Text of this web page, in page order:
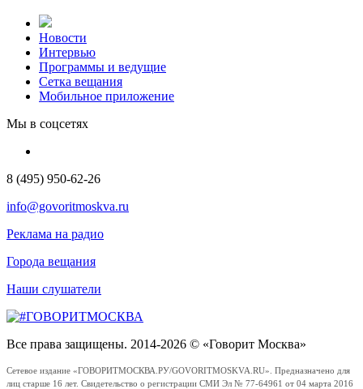
Новости
Интервью
Программы и ведущие
Сетка вещания
Мобильное приложение
Мы в соцсетях
8 (495) 950-62-26
info@govoritmoskva.ru
Реклама на радио
Города вещания
Наши слушатели
Все права защищены. 2014-2026 © «Говорит Москва»
Сетевое издание «ГОВОРИТМОСКВА.РУ/GOVORITMOSKVA.RU». Предназначено для
лиц старше 16 лет. Свидетельство о регистрации СМИ Эл № 77-64961 от 04 марта 2016